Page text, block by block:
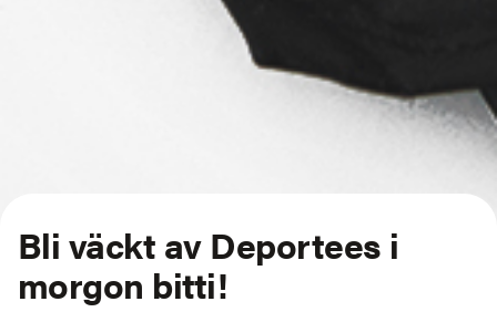
Bli väckt av Deportees i
morgon bitti!